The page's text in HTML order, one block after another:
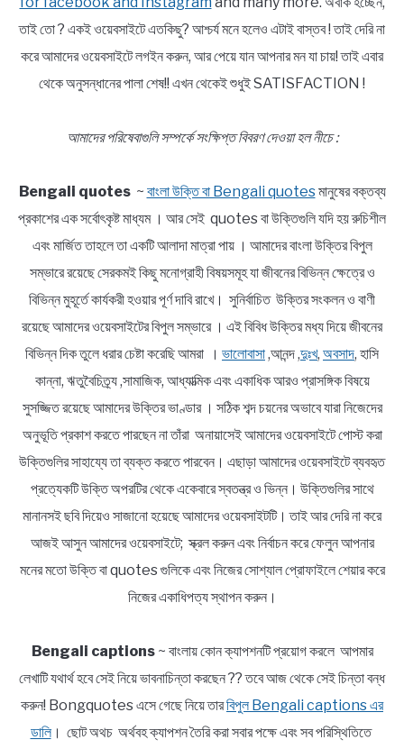
তাই তো ? একই ওয়েবসাইটে এতকিছু? আশ্চর্য মনে হলেও এটাই বাস্তব ! তাই দেরি না
করে আমাদের ওয়েবসাইটে লগইন করুন, আর পেয়ে যান আপনার মন যা চায়! তাই এবার
থেকে অনুসন্ধানের পালা শেষ!! এখন থেকেই শুধুই SATISFACTION !
আমাদের পরিষেবাগুলি সম্পর্কে সংক্ষিপ্ত বিবরণ দেওয়া হল নীচে :
Bengali quotes~ বাংলা উক্তি বা Bengali quotesমানুষের বক্তব্য
প্রকাশের এক সর্বোৎকৃষ্ট মাধ্যম । আর সেই quotes বা উক্তিগুলি যদি হয় রুচিশীল
এবং মার্জিত তাহলে তা একটি আলাদা মাত্রা পায় । আমাদের বাংলা উক্তির বিপুল
সম্ভারে রয়েছে সেরকমই কিছু মনোগ্রাহী বিষয়সমূহ যা জীবনের বিভিন্ন ক্ষেত্রে ও
বিভিন্ন মুহূর্তে কার্যকরী হওয়ার পূর্ণ দাবি রাখে। সুনির্বাচিত উক্তির সংকলন ও বাণী
রয়েছে আমাদের ওয়েবসাইটের বিপুল সম্ভারে । এই বিবিধ উক্তির মধ্য দিয়ে জীবনের
বিভিন্ন দিক তুলে ধরার চেষ্টা করেছি আমরা । ভালোবাসা,আনন্দ ,দুঃখ, অবসাদ, হাসি
কান্না, ঋতুবৈচিত্র্য ,সামাজিক, আধ্যাত্মিক এবং একাধিক আরও প্রাসঙ্গিক বিষয়ে
সুসজ্জিত রয়েছে আমাদের উক্তির ভাণ্ডার । সঠিক শব্দ চয়নের অভাবে যারা নিজেদের
অনুভূতি প্রকাশ করতে পারছেন না তাঁরা অনায়াসেই আমাদের ওয়েবসাইটে পোস্ট করা
উক্তিগুলির সাহায্যে তা ব্যক্ত করতে পারবেন। এছাড়া আমাদের ওয়েবসাইটে ব্যবহৃত
প্রত্যেকটি উক্তি অপরটির থেকে একেবারে স্বতন্ত্র ও ভিন্ন। উক্তিগুলির সাথে
মানানসই ছবি দিয়েও সাজানো হয়েছে আমাদের ওয়েবসাইটটি। তাই আর দেরি না করে
আজই আসুন আমাদের ওয়েবসাইটে; স্ক্রল করুন এবং নির্বাচন করে ফেলুন আপনার
মনের মতো উক্তি বা quotes গুলিকে এবং নিজের সোশ্যাল প্রোফাইলে শেয়ার করে
নিজের একাধিপত্য স্থাপন করুন।
Bengali captions~ বাংলায় কোন ক্যাপশনটি প্রয়োগ করলে আপমার
লেখাটি যথার্থ হবে সেই নিয়ে ভাবনাচিন্তা করছেন ?? তবে আজ থেকে সেই চিন্তা বন্ধ
করুন! Bongquotes এসে গেছে নিয়ে তারবিপুল Bengali captions এর
ডালি। ছোট অথচ অর্থবহ ক্যাপশন তৈরি করা সবার পক্ষে এবং সব পরিস্থিতিতে